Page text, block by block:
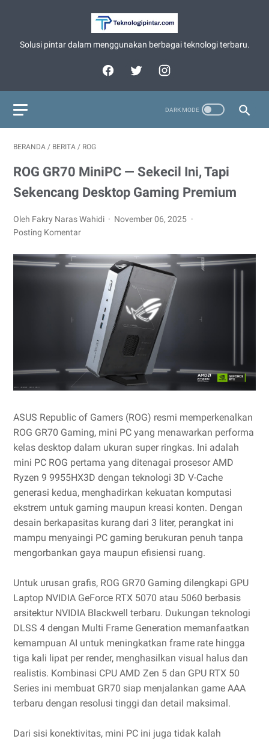
Solusi pintar dalam menggunakan berbagai teknologi terbaru.
BERANDA / BERITA / ROG
ROG GR70 MiniPC — Sekecil Ini, Tapi
Sekencang Desktop Gaming Premium
Oleh Fakry Naras Wahidi
November 06, 2025
Posting Komentar
ASUS Republic of Gamers (ROG) resmi memperkenalkan
ROG GR70 Gaming, mini PC yang menawarkan performa
kelas desktop dalam ukuran super ringkas. Ini adalah
mini PC ROG pertama yang ditenagai prosesor AMD
Ryzen 9 9955HX3D dengan teknologi 3D V-Cache
generasi kedua, menghadirkan kekuatan komputasi
ekstrem untuk gaming maupun kreasi konten. Dengan
desain berkapasitas kurang dari 3 liter, perangkat ini
mampu menyaingi PC gaming berukuran penuh tanpa
mengorbankan gaya maupun efisiensi ruang.
Untuk urusan grafis, ROG GR70 Gaming dilengkapi GPU
Laptop NVIDIA GeForce RTX 5070 atau 5060 berbasis
arsitektur NVIDIA Blackwell terbaru. Dukungan teknologi
DLSS 4 dengan Multi Frame Generation memanfaatkan
kemampuan AI untuk meningkatkan frame rate hingga
tiga kali lipat per render, menghasilkan visual halus dan
realistis. Kombinasi CPU AMD Zen 5 dan GPU RTX 50
Series ini membuat GR70 siap menjalankan game AAA
terbaru dengan resolusi tinggi dan detail maksimal.
Dari sisi konektivitas, mini PC ini juga tidak kalah